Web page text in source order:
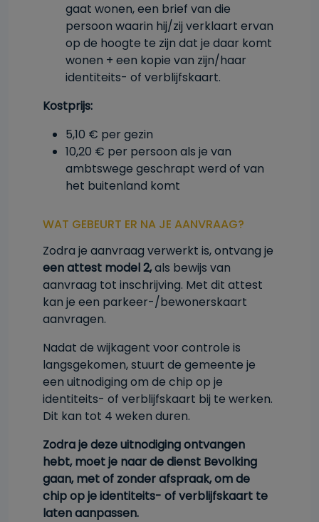
gaat wonen, een brief van die
persoon waarin hij/zij verklaart ervan
op de hoogte te zijn dat je daar komt
wonen + een kopie van zijn/haar
identiteits- of verblijfskaart.
Kostprijs:
5,10 € per gezin
10,20 € per persoon als je van
ambtswege geschrapt werd of van
het buitenland komt
WAT GEBEURT ER NA JE AANVRAAG?
Zodra je aanvraag verwerkt is, ontvang je
een attest model 2,als bewijs van
aanvraag tot inschrijving. Met dit attest
kan je een parkeer-/bewonerskaart
aanvragen.
Nadat de wijkagent voor controle is
langsgekomen, stuurt de gemeente je
een uitnodiging om de chip op je
identiteits- of verblijfskaart bij te werken.
Dit kan tot 4 weken duren.
Zodra je deze uitnodiging ontvangen
hebt, moet je naar de dienst Bevolking
gaan, met of zonder afspraak, om de
chip op je identiteits- of verblijfskaart te
laten aanpassen.